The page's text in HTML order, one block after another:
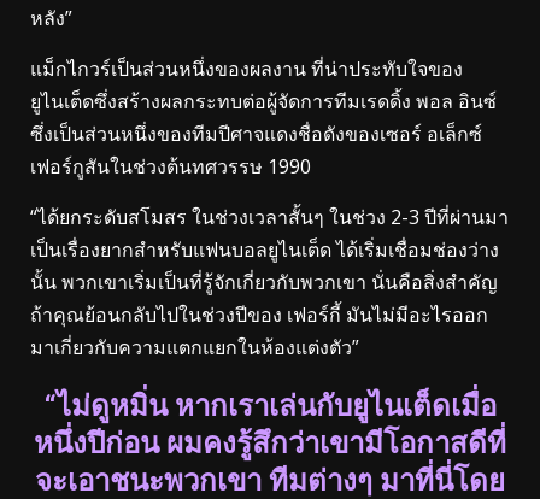
หลัง”
แม็กไกวร์เป็นส่วนหนึ่งของผลงาน ที่น่าประทับใจของ
ยูไนเต็ดซึ่งสร้างผลกระทบต่อผู้จัดการทีมเรดดิ้ง พอล อินซ์
ซึ่งเป็นส่วนหนึ่งของทีมปีศาจแดงชื่อดังของเซอร์ อเล็กซ์
เฟอร์กูสันในช่วงต้นทศวรรษ 1990
“ได้ยกระดับสโมสร ในช่วงเวลาสั้นๆ ในช่วง 2-3 ปีที่ผ่านมา
เป็นเรื่องยากสำหรับแฟนบอลยูไนเต็ด ได้เริ่มเชื่อมช่องว่าง
นั้น พวกเขาเริ่มเป็นที่รู้จักเกี่ยวกับพวกเขา นั่นคือสิ่งสำคัญ
ถ้าคุณย้อนกลับไปในช่วงปีของ เฟอร์กี้ มันไม่มีอะไรออก
มาเกี่ยวกับความแตกแยกในห้องแต่งตัว”
“ไม่ดูหมิ่น หากเราเล่นกับยูไนเต็ดเมื่อ
หนึ่งปีก่อน ผมคงรู้สึกว่าเขามีโอกาสดีที่
จะเอาชนะพวกเขา ทีมต่างๆ มาที่นี่โดย